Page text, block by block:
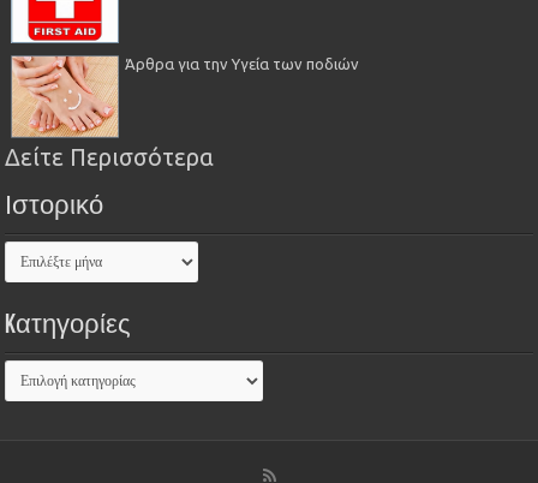
Άρθρα για την Υγεία των ποδιών
Δείτε Περισσότερα
Ιστορικό
Kατηγορίες